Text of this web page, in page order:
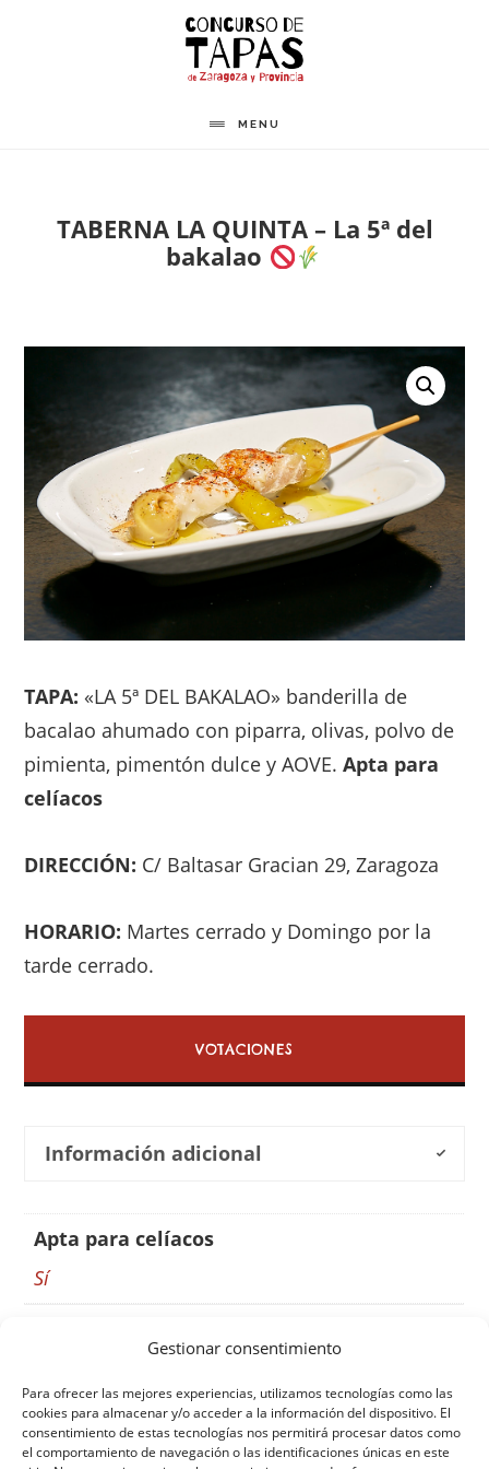
Gestionar consentimiento
Para ofrecer las mejores experiencias, utilizamos tecnologías como las
cookies para almacenar y/o acceder a la información del dispositivo. El
consentimiento de estas tecnologías nos permitirá procesar datos como
el comportamiento de navegación o las identificaciones únicas en este
MENU
TABERNA LA QUINTA – La 5ª del
bakalao
TAPA:«LA 5ª DEL BAKALAO» banderilla de
bacalao ahumado con piparra, olivas, polvo de
pimienta, pimentón dulce y AOVE.Apta para
celíacos
DIRECCIÓN: C/ Baltasar Gracian 29, Zaragoza
HORARIO: Martes cerrado y Domingo por la
tarde cerrado.
VOTACIONES
Información adicional
Apta para celíacos
Sí